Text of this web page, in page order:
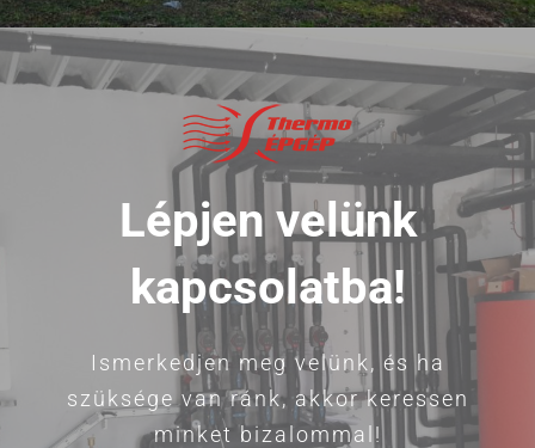
Lépjen velünk
kapcsolatba!
Ismerkedjen meg velünk, és ha
szüksége van ránk, akkor keressen
minket bizalommal!